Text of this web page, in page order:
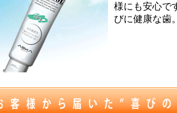
様にも安心で
びに健康な歯